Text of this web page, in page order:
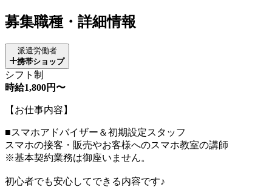
募集職種・詳細情報
派遣労働者
携帯ショップ
シフト制
時給1,800円〜
【お仕事内容】
■スマホアドバイザー＆初期設定スタッフ
スマホの接客・販売やお客様へのスマホ教室の講師
※基本契約業務は御座いません。
初心者でも安心してできる内容です♪